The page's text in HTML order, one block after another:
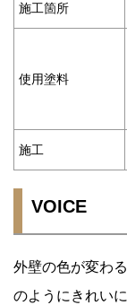
施工箇所
使用塗料
施工
VOICE
外壁の色が変わ
のようにきれい